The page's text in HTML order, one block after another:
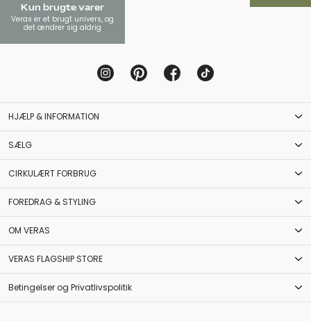
Kun brugte varer
Veras er et brugt univers, og
det ændrer sig aldrig
HJÆLP & INFORMATION
SÆLG
CIRKULÆRT FORBRUG
FOREDRAG & STYLING
OM VERAS
VERAS FLAGSHIP STORE
Betingelser og Privatlivspolitik